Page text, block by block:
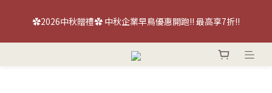
【喜餅優惠】免費『台北/台中』喜餅現場品鑑試吃～立即預約！
✿2026中秋贈禮✿ 中秋企業早鳥優惠開跑!! 最高享7折!!
【喜餅優惠】免費『台北/台中』喜餅現場品鑑試吃～立即預約！